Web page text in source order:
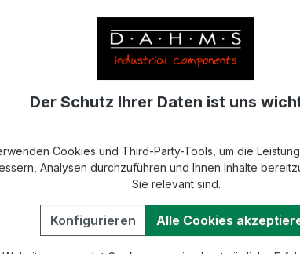
31.8
500 A pro Phase, Sekundärnennstrom
2 bzw. DIN EN 61869-2)
Ø 31 mm (Fensterdurchführung)
× Ipr (Dauerstrom 1 × Primärnennstrom)
× Ipr, 1 s
Der Schutz Ihrer Daten ist uns
Cookies und Third-Party-Tools, um die
Analysen durchzuführen und Ihnen Inhalte
Sie relevant sind.
Konfigurieren Alle Cookies